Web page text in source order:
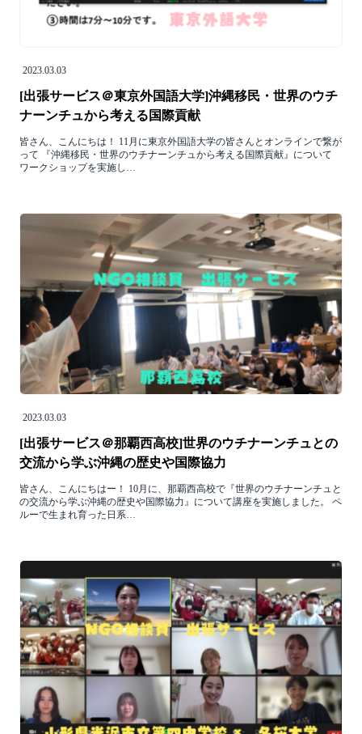
2023.03.03
[出張サービス＠東京外国語大学]沖縄移民・世界のウチ
ナーンチュから考える国際貢献
皆さん、こんにちは！ 11月に東京外国語大学の皆さんとオンラインで繋が
って 『沖縄移民・世界のウチナーンチュから考える国際貢献』について
ワークショップを実施し…
2023.03.03
[出張サービス＠那覇西高校]世界のウチナーンチュとの
交流から学ぶ沖縄の歴史や国際協力
皆さん、こんにちはー！ 10月に、那覇西高校で『世界のウチナーンチュと
の交流から学ぶ沖縄の歴史や国際協力』について講座を実施しました。 ペ
ルーで生まれ育った日系…